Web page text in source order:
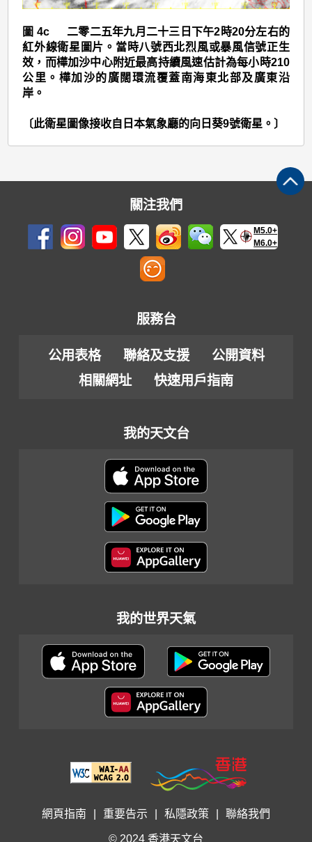
圖 4c 二零二五年九月二十三日下午2時20分左右的
紅外線衛星圖片。當時八號西北烈風或暴風信號正生
效，而樺加沙中心附近最高持續風速估計為每小時210
公里。樺加沙的廣闊環流覆蓋南海東北部及廣東沿
岸。
〔此衛星圖像接收自日本氣象廳的向日葵9號衛星。〕
關注我們
M5.0+
M6.0+
服務台
公用表格 聯絡及支援
公開資料
相關網址
快速用戶指南
我的天文台
我的世界天氣
網頁指南 重要告示 私隱政策 聯絡我們
© 2024 香港天文台